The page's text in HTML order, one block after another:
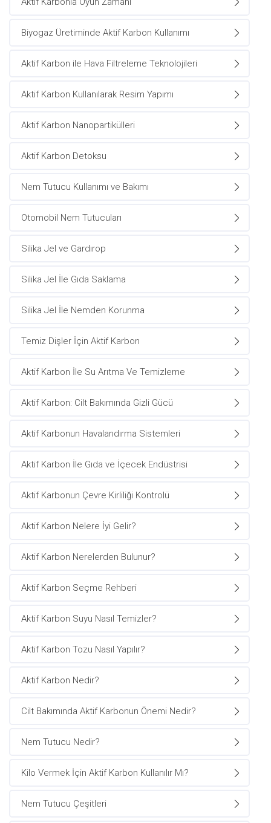
Biyogaz Üretiminde Aktif Karbon Kullanımı
Aktif Karbon ile Hava Filtreleme Teknolojileri
Aktif Karbon Kullanılarak Resim Yapımı
Aktif Karbon Nanopartikülleri
Aktif Karbon Detoksu
Nem Tutucu Kullanımı ve Bakımı
Otomobil Nem Tutucuları
Silika Jel ve Gardırop
Silika Jel İle Gıda Saklama
Silika Jel İle Nemden Korunma
Temiz Dişler İçin Aktif Karbon
Aktif Karbon İle Su Arıtma Ve Temizleme
Aktif Karbon: Cilt Bakımında Gizli Gücü
Aktif Karbonun Havalandırma Sistemleri
Aktif Karbon İle Gıda ve İçecek Endüstrisi
Aktif Karbonun Çevre Kirliliği Kontrolü
Aktif Karbon Nelere İyi Gelir?
Aktif Karbon Nerelerden Bulunur?
Aktif Karbon Seçme Rehberi
Aktif Karbon Suyu Nasıl Temizler?
Aktif Karbon Tozu Nasıl Yapılır?
Aktif Karbon Nedir?
Cilt Bakımında Aktif Karbonun Önemi Nedir?
Nem Tutucu Nedir?
Kilo Vermek İçin Aktif Karbon Kullanılır Mı?
Nem Tutucu Çeşitleri